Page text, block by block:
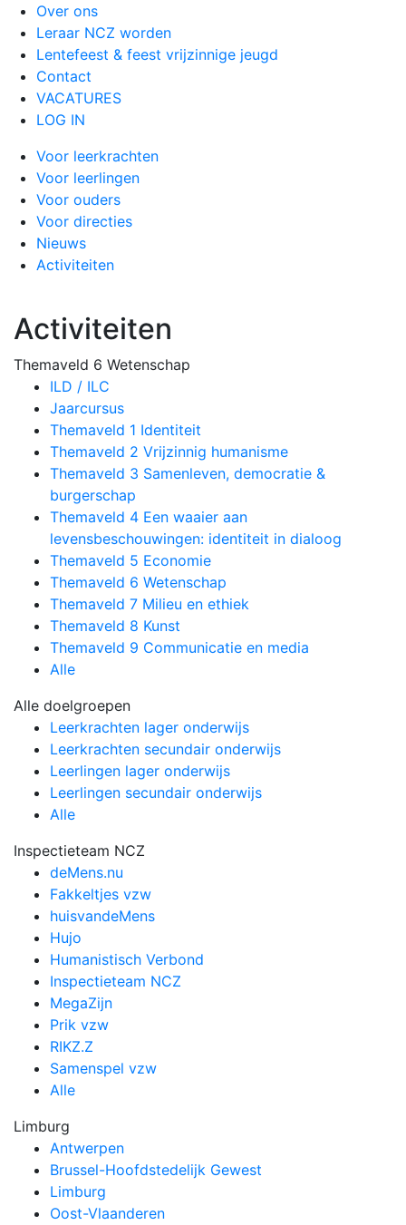
Over ons
Leraar NCZ worden
Lentefeest & feest vrijzinnige jeugd
Contact
VACATURES
LOG IN
Voor leerkrachten
Voor leerlingen
Voor ouders
Voor directies
Nieuws
Activiteiten
Activiteiten
Themaveld 6 Wetenschap
ILD / ILC
Jaarcursus
Themaveld 1 Identiteit
Themaveld 2 Vrijzinnig humanisme
Themaveld 3 Samenleven, democratie &
burgerschap
Themaveld 4 Een waaier aan
levensbeschouwingen: identiteit in dialoog
Themaveld 5 Economie
Themaveld 6 Wetenschap
Themaveld 7 Milieu en ethiek
Themaveld 8 Kunst
Themaveld 9 Communicatie en media
Alle
Alle doelgroepen
Leerkrachten lager onderwijs
Leerkrachten secundair onderwijs
Leerlingen lager onderwijs
Leerlingen secundair onderwijs
Alle
Inspectieteam NCZ
deMens.nu
Fakkeltjes vzw
huisvandeMens
Hujo
Humanistisch Verbond
Inspectieteam NCZ
MegaZijn
Prik vzw
RIKZ.Z
Samenspel vzw
Alle
Limburg
Antwerpen
Brussel-Hoofdstedelijk Gewest
Limburg
Oost-Vlaanderen